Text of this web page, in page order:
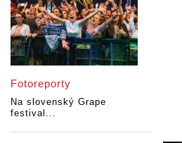
Fotoreporty
Na slovenský Grape
festival...